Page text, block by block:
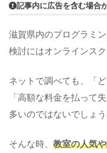
記事内に広告を含む場合
滋賀県内のプログラミ
検討にはオンラインス
ネットで調べても、「
「高額な料金を払って
多いのではないでしょう
そんな時、 教室の人気